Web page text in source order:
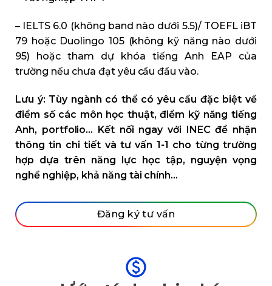
– IELTS 6.0 (không band nào dưới 5.5)/ TOEFL iBT
79 hoặc Duolingo 105 (không kỹ năng nào dưới
95) hoặc tham dự khóa tiếng Anh EAP của
trường nếu chưa đạt yêu cầu đầu vào.
Lưu ý: Tùy ngành có thể có yêu cầu đặc biệt về
điểm số các môn học thuật, điểm kỹ năng tiếng
Anh, portfolio… Kết nối ngay với INEC để nhận
thông tin chi tiết và tư vấn 1-1 cho từng trường
hợp dựa trên năng lực học tập, nguyện vọng
nghề nghiệp, khả năng tài chính…
Đăng ký tư vấn